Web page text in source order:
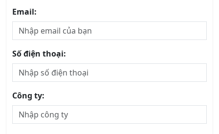
13/08/2026
Khóa Học Kỹ Năng Tư Vấn Bán Hàng Chuyên
Nghiệp
20/08/2026
Khóa Học Phân Tích SWOT
Khóa học Xây dựng và Quản trị Thương Hiệu
21/08/2026